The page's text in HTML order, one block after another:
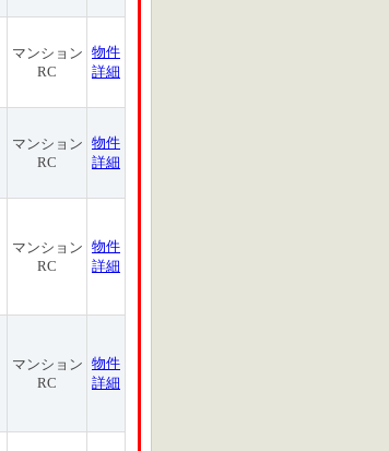
マンション
RC
物件
詳細
マンション
RC
物件
詳細
マンション
RC
物件
詳細
マンション
RC
物件
詳細